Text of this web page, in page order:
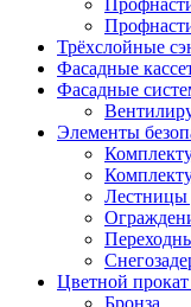
Трёхслойные
Фасадные
Фасадные
Элементы
Цветной прокат
Бронза